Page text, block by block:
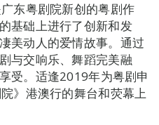
东粤剧院新创的粤剧作
基础上进行了创新和发
美动人的爱情故事。通过
与交响乐、舞蹈完美融
受。适逢2019年为粤剧申
》港澳行的舞台和荧幕上